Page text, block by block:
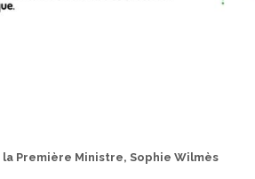
la Première Ministre, Sophie Wilmès